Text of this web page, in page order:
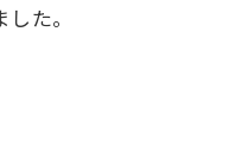
た。